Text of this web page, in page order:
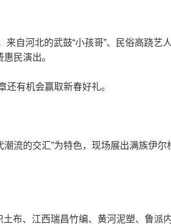
自河北的武鼓“小孩哥”、民俗高跷艺
民演出。
还有机会赢取新春好礼。
流的交汇”为特色，现场展出满族伊
布、江西瑞昌竹编、黄河泥塑、鲁派